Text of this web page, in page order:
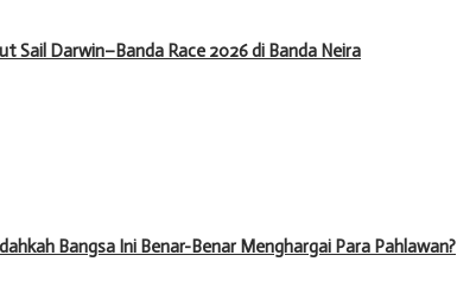
Sail Darwin–Banda Race 2026 di Banda Neira
Bangsa Ini Benar-Benar Menghargai Para Pahlawan?